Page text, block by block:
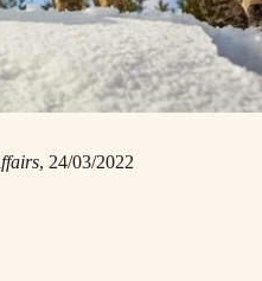
, 24/03/2022